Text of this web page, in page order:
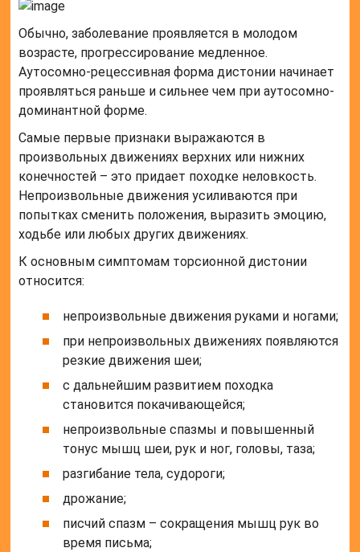
Обычно, заболевание проявляется в молодом
возрасте, прогрессирование медленное.
Аутосомно-рецессивная форма дистонии начинает
проявляться раньше и сильнее чем при аутосомно-
доминантной форме.
Самые первые признаки выражаются в
произвольных движениях верхних или нижних
конечностей – это придает походке неловкость.
Непроизвольные движения усиливаются при
попытках сменить положения, выразить эмоцию,
ходьбе или любых других движениях.
К основным симптомам торсионной дистонии
относится:
непроизвольные движения руками и ногами;
при непроизвольных движениях появляются
резкие движения шеи;
с дальнейшим развитием походка
становится покачивающейся;
непроизвольные спазмы и повышенный
тонус мышц шеи, рук и ног, головы, таза;
разгибание тела, судороги;
дрожание;
писчий спазм – сокращения мышц рук во
время письма;